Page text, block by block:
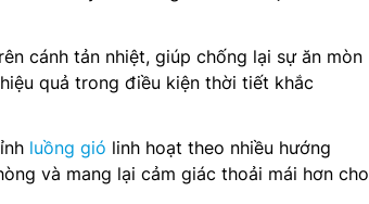
cánh tản nhiệt, giúp chống lại sự ăn mòn
quả trong điều kiện thời tiết khắc
luồng gió linh hoạt theo nhiều hướng
và mang lại cảm giác thoải mái hơn cho